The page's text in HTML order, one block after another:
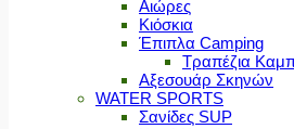
Αιώρες
Κιόσκια
Έπιπλα Camping
Τραπέζια
Αξεσουάρ Σκηνών
WATER SPORTS
Σανίδες SUP